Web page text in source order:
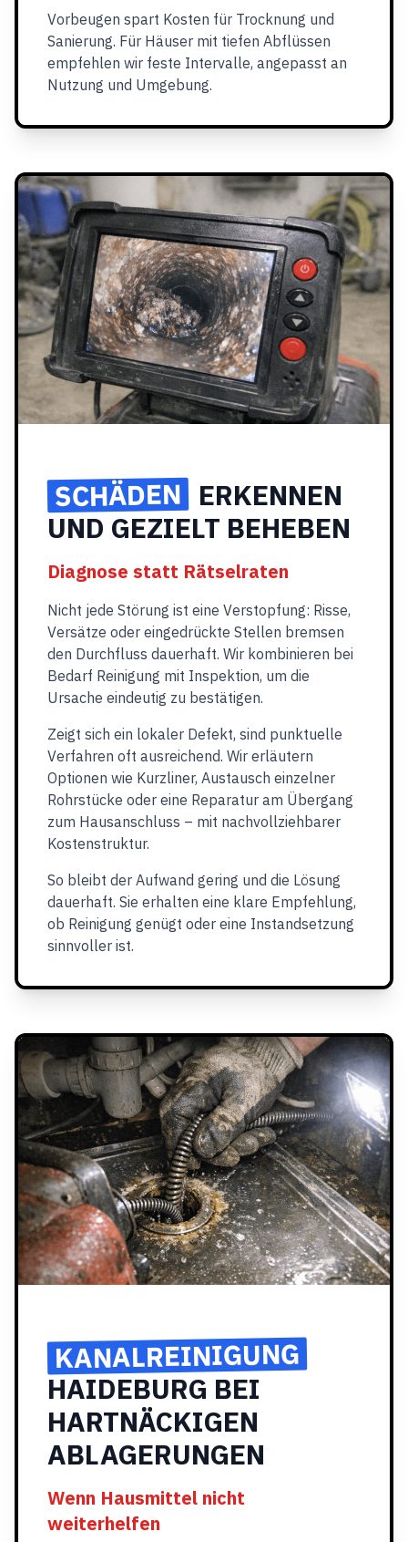
Vorbeugen spart Kosten für Trocknung und
Sanierung. Für Häuser mit tiefen Abflüssen
empfehlen wir feste Intervalle, angepasst an
Nutzung und Umgebung.
SCHÄDEN ERKENNEN
UND GEZIELT BEHEBEN
Diagnose statt Rätselraten
Nicht jede Störung ist eine Verstopfung: Risse,
Versätze oder eingedrückte Stellen bremsen
den Durchfluss dauerhaft. Wir kombinieren bei
Bedarf Reinigung mit Inspektion, um die
Ursache eindeutig zu bestätigen.
Zeigt sich ein lokaler Defekt, sind punktuelle
Verfahren oft ausreichend. Wir erläutern
Optionen wie Kurzliner, Austausch einzelner
Rohrstücke oder eine Reparatur am Übergang
zum Hausanschluss – mit nachvollziehbarer
Kostenstruktur.
So bleibt der Aufwand gering und die Lösung
dauerhaft. Sie erhalten eine klare Empfehlung,
ob Reinigung genügt oder eine Instandsetzung
sinnvoller ist.
KANALREINIGUNG
HAIDEBURG BEI
HARTNÄCKIGEN
ABLAGERUNGEN
Wenn Hausmittel nicht
weiterhelfen